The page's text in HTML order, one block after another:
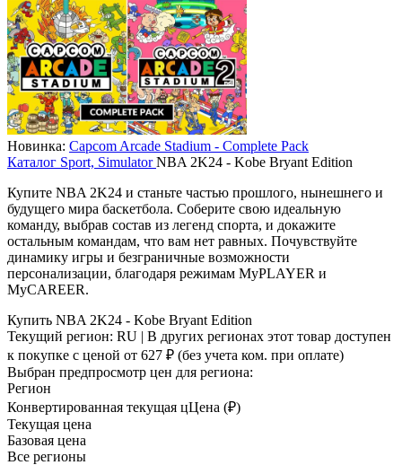
Новинка: Capcom Arcade Stadium - Complete Pack
Каталог Sport, Simulator NBA 2K24 - Kobe Bryant Edition
Купите NBA 2K24 и станьте частью прошлого, нынешнего и
будущего мира баскетбола. Соберите свою идеальную
команду, выбрав состав из легенд спорта, и докажите
остальным командам, что вам нет равных. Почувствуйте
динамику игры и безграничные возможности
персонализации, благодаря режимам MyPLAYER и
MyCAREER.
Купить NBA 2K24 - Kobe Bryant Edition
Текущий регион: RU | В других регионах этот товар доступен
к покупке с ценой от 627 ₽ (без учета ком. при оплате)
Выбран предпросмотр цен для региона:
Регион
Конвертированная текущая цЦена (₽)
Текущая цена
Базовая цена
Все регионы